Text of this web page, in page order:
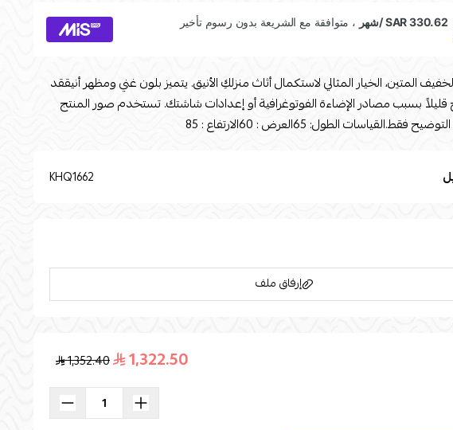
المتين، الخيار المثالي لاستكمال أثاث منزلكِ الأنيق. يتميز بلون غني ومظهر أنيققد
قليلاً بسبب مصادر الإضاءة الفوتوغرافية أو إعدادات شاشتك. تستخدم صور المنتج
الطول: 65العرض : 60الارتفاع : 85
KHQ1662
إرفاق ملف
1,322.50
1,352.40